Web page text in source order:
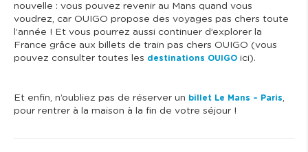
nouvelle : vous pouvez revenir au Mans quand vous
voudrez, car OUIGO propose des voyages pas chers toute
l’année ! Et vous pourrez aussi continuer d’explorer la
France grâce aux billets de train pas chers OUIGO (vous
pouvez consulter toutes les destinations OUIGO ici).
Et enfin, n’oubliez pas de réserver un billet Le Mans – Paris,
pour rentrer à la maison à la fin de votre séjour !